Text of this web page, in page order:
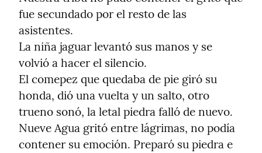
fue secundado por el resto de las
asistentes.
La niña jaguar levantó sus manos y se
volvió a hacer el silencio.
El comepez que quedaba de pie giró su
honda, dió una vuelta y un salto, otro
trueno sonó, la letal piedra falló de nuevo.
Nueve Agua gritó entre lágrimas, no podía
contener su emoción. Preparó su piedra e